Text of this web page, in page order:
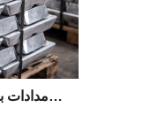
انخفاض أسعار الألومنيوم، لكن لا يزال هناك عدم يقين بشأن الإمدادات بالنسبة لمصنعي علب المشروبات